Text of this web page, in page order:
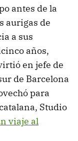
antes de la
aurigas de
a sus
años,
en jefe de
de Barcelona
para
Studio
viaje al